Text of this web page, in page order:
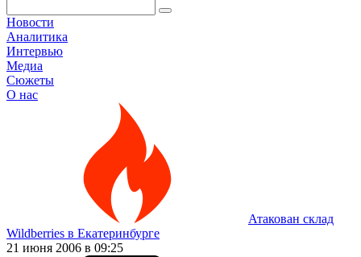
Новости
Аналитика
Интервью
Медиа
Сюжеты
О нас
Атакован склад
Wildberries в Екатеринбурге
21 июня 2006 в 09:25